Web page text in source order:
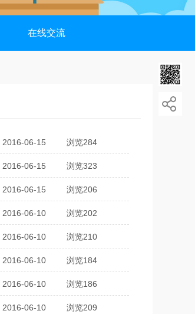
在线交流
2016-06-15 浏览284
2016-06-15 浏览323
2016-06-15 浏览206
2016-06-10 浏览202
2016-06-10 浏览210
2016-06-10 浏览184
2016-06-10 浏览186
2016-06-10 浏览209